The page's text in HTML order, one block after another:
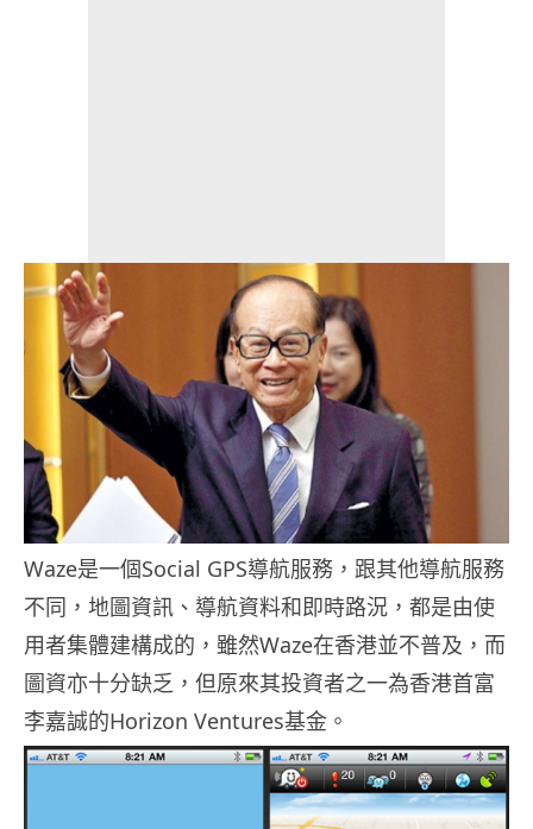
Waze是一個Social GPS導航服務，跟其他導航服務
不同，地圖資訊、導航資料和即時路況，都是由使
用者集體建構成的，雖然Waze在香港並不普及，而
圖資亦十分缺乏，但原來其投資者之一為香港首富
李嘉誠的Horizon Ventures基金。